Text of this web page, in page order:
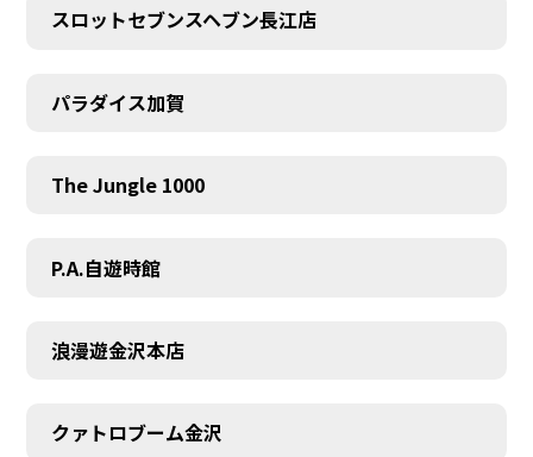
スロットセブンスヘブン長江店
パラダイス加賀
The Jungle 1000
P.A.自遊時館
浪漫遊金沢本店
クァトロブーム金沢